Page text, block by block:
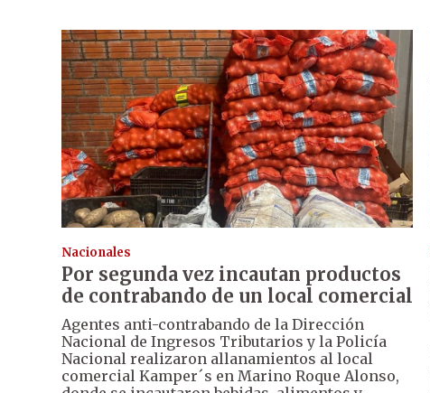
Nacionales
Por segunda vez incautan productos
de contrabando de un local comercial
Agentes anti-contrabando de la Dirección
Nacional de Ingresos Tributarios y la Policía
Nacional realizaron allanamientos al local
comercial Kamper´s en Marino Roque Alonso,